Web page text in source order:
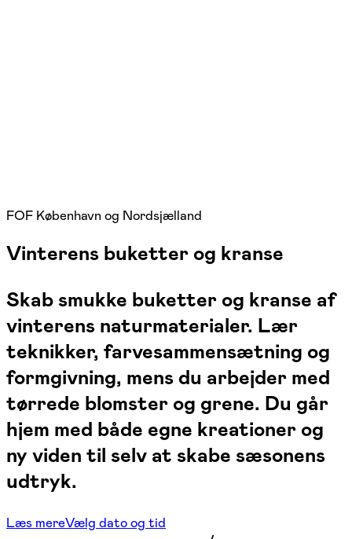
FOF København og Nordsjælland
Vinterens buketter og kranse
Skab smukke buketter og kranse af
vinterens naturmaterialer. Lær
teknikker, farvesammensætning og
formgivning, mens du arbejder med
tørrede blomster og grene. Du går
hjem med både egne kreationer og
ny viden til selv at skabe sæsonens
udtryk.
Læs mereVælg dato og tid